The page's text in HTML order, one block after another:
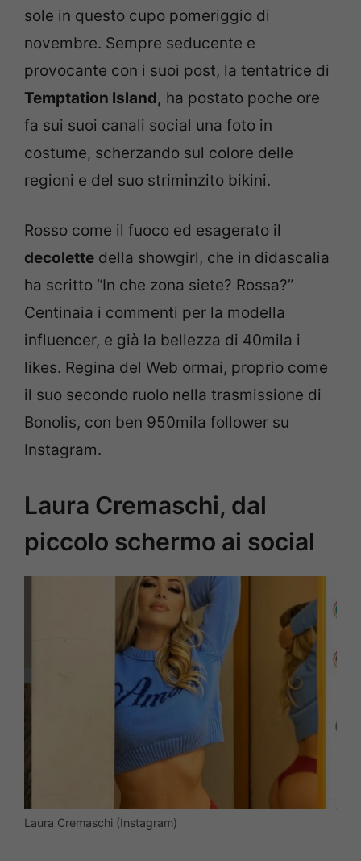
sole in questo cupo pomeriggio di
novembre. Sempre seducente e
provocante con i suoi post, la tentatrice di
Temptation Island, ha postato poche ore
fa sui suoi canali social una foto in
costume, scherzando sul colore delle
regioni e del suo striminzito bikini.
Rosso come il fuoco ed esagerato il
decolette della showgirl, che in didascalia
ha scritto “In che zona siete? Rossa?”
Centinaia i commenti per la modella
influencer, e già la bellezza di 40mila i
likes. Regina del Web ormai, proprio come
il suo secondo ruolo nella trasmissione di
Bonolis, con ben 950mila follower su
Instagram.
Laura Cremaschi, dal
piccolo schermo ai social
Laura Cremaschi (Instagram)